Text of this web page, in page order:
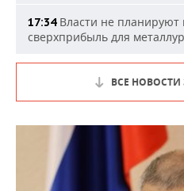
17:34Власти не планируют
сверхприбыль для
ВСЕ НОВОСТИ